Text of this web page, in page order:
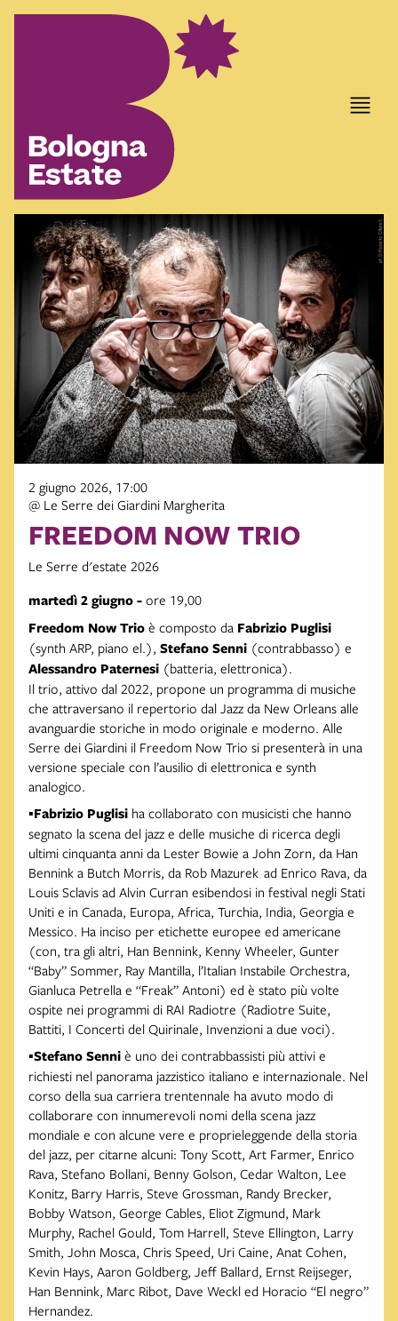
2 giugno 2026, 17:00
@ Le Serre dei Giardini Margherita
FREEDOM NOW TRIO
Le Serre d'estate 2026
martedì 2 giugno - ore 19,00
Freedom Now Trio è composto da Fabrizio Puglisi
(synth ARP, piano el.), Stefano Senni (contrabbasso) e
Alessandro Paternesi (batteria, elettronica).
Il trio, attivo dal 2022, propone un programma di musiche
che attraversano il repertorio dal Jazz da New Orleans alle
avanguardie storiche in modo originale e moderno. Alle
Serre dei Giardini il Freedom Now Trio si presenterà in una
versione speciale con l’ausilio di elettronica e synth
analogico.
▪️Fabrizio Puglisi ha collaborato con musicisti che hanno
segnato la scena del jazz e delle musiche di ricerca degli
ultimi cinquanta anni da Lester Bowie a John Zorn, da Han
Bennink a Butch Morris, da Rob Mazurek ad Enrico Rava, da
Louis Sclavis ad Alvin Curran esibendosi in festival negli Stati
Uniti e in Canada, Europa, Africa, Turchia, India, Georgia e
Messico. Ha inciso per etichette europee ed americane
(con, tra gli altri, Han Bennink, Kenny Wheeler, Gunter
“Baby” Sommer, Ray Mantilla, l’Italian Instabile Orchestra,
Gianluca Petrella e “Freak” Antoni) ed è stato più volte
ospite nei programmi di RAI Radiotre (Radiotre Suite,
Battiti, I Concerti del Quirinale, Invenzioni a due voci).
▪️Stefano Senni è uno dei contrabbassisti più attivi e
richiesti nel panorama jazzistico italiano e internazionale. Nel
corso della sua carriera trentennale ha avuto modo di
collaborare con innumerevoli nomi della scena jazz
mondiale e con alcune vere e proprieleggende della storia
del jazz, per citarne alcuni: Tony Scott, Art Farmer, Enrico
Rava, Stefano Bollani, Benny Golson, Cedar Walton, Lee
Konitz, Barry Harris, Steve Grossman, Randy Brecker,
Bobby Watson, George Cables, Eliot Zigmund, Mark
Murphy, Rachel Gould, Tom Harrell, Steve Ellington, Larry
Smith, John Mosca, Chris Speed, Uri Caine, Anat Cohen,
Kevin Hays, Aaron Goldberg, Jeff Ballard, Ernst Reijseger,
Han Bennink, Marc Ribot, Dave Weckl ed Horacio “El negro”
Hernandez.